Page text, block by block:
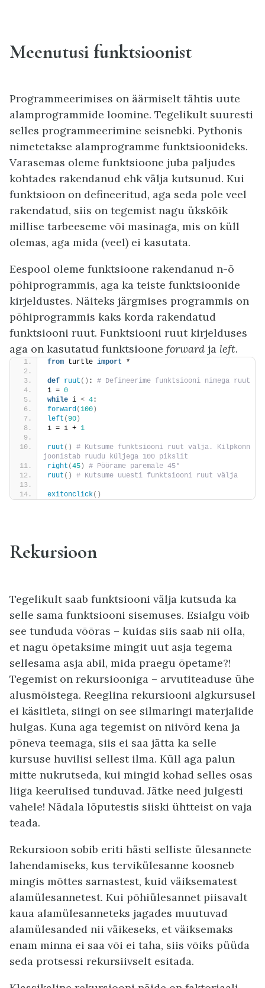
Meenutusi funktsioonist
Programmeerimises on äärmiselt tähtis uute
alamprogrammide loomine. Tegelikult suuresti
selles programmeerimine seisnebki. Pythonis
nimetetakse alamprogramme funktsioonideks.
Varasemas oleme funktsioone juba paljudes
kohtades rakendanud ehk välja kutsunud. Kui
funktsioon on defineeritud, aga seda pole veel
rakendatud, siis on tegemist nagu ükskõik
millise tarbeeseme või masinaga, mis on küll
olemas, aga mida (veel) ei kasutata.
Eespool oleme funktsioone rakendanud n-ö
põhiprogrammis, aga ka teiste funktsioonide
kirjeldustes. Näiteks järgmises programmis on
põhiprogrammis kaks korda rakendatud
funktsiooni ruut. Funktsiooni ruut kirjelduses
aga on kasutatud funktsioone forward ja left.
from turtle import *
def ruut () :
# Defineerime funktsiooni nimega ruut
i = 0
while i < 4:
forward(100)
left (90)
i = i + 1
ruut ()
# Kutsume funktsiooni ruut välja. Kilpkonn
joonistab ruudu küljega 100 pikslit
right (45)
# Pöörame paremale 45°
ruut () # Kutsume uuesti funktsiooni ruut välja
exitonclick()
Rekursioon
Tegelikult saab funktsiooni välja kutsuda ka
selle sama funktsiooni sisemuses. Esialgu võib
see tunduda võõras – kuidas siis saab nii olla,
et nagu õpetaksime mingit uut asja tegema
sellesama asja abil, mida praegu õpetame?!
Tegemist on rekursiooniga – arvutiteaduse ühe
alusmõistega. Reeglina rekursiooni algkursusel
ei käsitleta, siingi on see silmaringi materjalide
hulgas. Kuna aga tegemist on niivõrd kena ja
põneva teemaga, siis ei saa jätta ka selle
kursuse huvilisi sellest ilma. Küll aga palun
mitte nukrutseda, kui mingid kohad selles osas
liiga keerulised tunduvad. Jätke need julgesti
vahele! Nädala lõputestis siiski ühtteist on vaja
teada.
Rekursioon sobib eriti hästi selliste ülesannete
lahendamiseks, kus tervikülesanne koosneb
mingis mõttes sarnastest, kuid väiksematest
alamülesannetest. Kui põhiülesannet piisavalt
kaua alamülesanneteks jagades muutuvad
alamülesanded nii väikeseks, et väiksemaks
enam minna ei saa või ei taha, siis võiks püüda
seda protsessi rekursiivselt esitada.